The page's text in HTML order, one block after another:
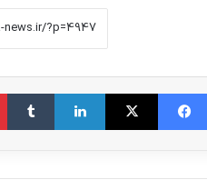
فیس بوک X لینکدین ‫تامبلر